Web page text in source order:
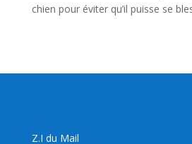
chien pour éviter qu’il puisse se
Z.I du Mail